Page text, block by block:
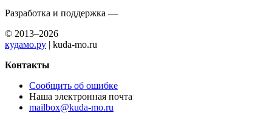
Разработка и поддержка —
© 2013–2026
кудамо.ру | kuda-mo.ru
Контакты
Сообщить об ошибке
Наша электронная почта
mailbox@kuda-mo.ru